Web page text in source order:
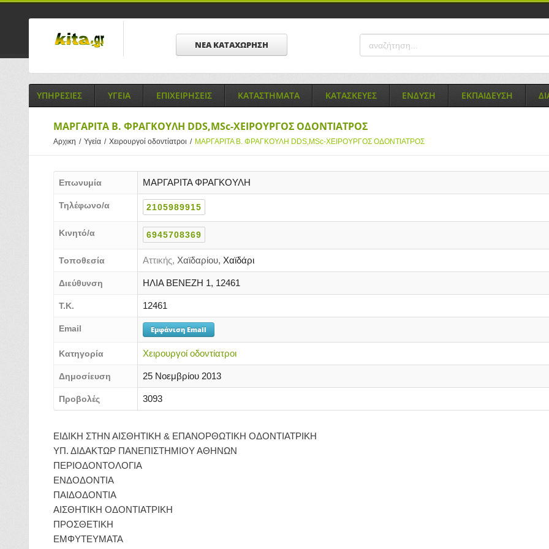
ΝΕΑ ΚΑΤΑΧΩΡΗΣΗ
ΥΠΗΡΕΣΙΕΣ ΥΓΕΙΑ ΕΠΙΧΕΙΡΗΣΕΙΣ ΚΑΤΑΣΤΗΜΑΤΑ ΚΑΤΑΣΚΕΥΕΣ ΕΝΔΥΣΗ ΕΚΠΑΙΔΕΥΣΗ
ΜΑΡΓΑΡΙΤΑ Β. ΦΡΑΓΚΟΥΛΗ DDS,MSc-ΧΕΙΡΟΥΡΓΟΣ ΟΔΟΝΤΙΑΤΡΟΣ
Αρχικη / Υγεία / Χειρουργοί οδοντίατροι / ΜΑΡΓΑΡΙΤΑ Β. ΦΡΑΓΚΟΥΛΗ DDS,MSc-ΧΕΙΡΟΥΡΓΟΣ ΟΔΟΝΤΙΑΤΡΟΣ
Επωνυμία ΜΑΡΓΑΡΙΤΑ ΦΡΑΓΚΟΥΛΗ
Τηλέφωνο/α 2105989915
Κινητό/α 6945708369
Τοποθεσία Αττικής, Χαϊδαρίου, Χαϊδάρι
Διεύθυνση ΗΛΙΑ ΒΕΝΕΖΗ 1, 12461
Τ.Κ. 12461
Email Εμφάνιση Email
Κατηγορία Χειρουργοί οδοντίατροι
Δημοσίευση 25 Νοεμβρίου 2013
Προβολές 3093
ΕΙΔΙΚΗ ΣΤΗΝ ΑΙΣΘΗΤΙΚΗ & ΕΠΑΝΟΡΘΩΤΙΚΗ ΟΔΟΝΤΙΑΤΡΙΚΗ
ΥΠ. ΔΙΔΑΚΤΩΡ ΠΑΝΕΠΙΣΤΗΜΙΟΥ ΑΘΗΝΩΝ
ΠΕΡΙΟΔΟΝΤΟΛΟΓΙΑ
ΕΝΔΟΔΟΝΤΙΑ
ΠΑΙΔΟΔΟΝΤΙΑ
ΑΙΣΘΗΤΙΚΗ ΟΔΟΝΤΙΑΤΡΙΚΗ
ΠΡΟΣΘΕΤΙΚΗ
ΕΜΦΥΤΕΥΜΑΤΑ